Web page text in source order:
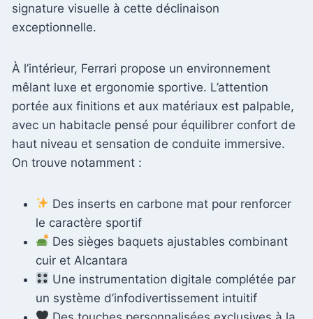
signature visuelle à cette déclinaison
exceptionnelle.
À l’intérieur, Ferrari propose un environnement
mêlant luxe et ergonomie sportive. L’attention
portée aux finitions et aux matériaux est palpable,
avec un habitacle pensé pour équilibrer confort de
haut niveau et sensation de conduite immersive.
On trouve notamment :
Des inserts en carbone mat pour renforcer
le caractère sportif
Des sièges baquets ajustables combinant
cuir et Alcantara
Une instrumentation digitale complétée par
un système d’infodivertissement intuitif